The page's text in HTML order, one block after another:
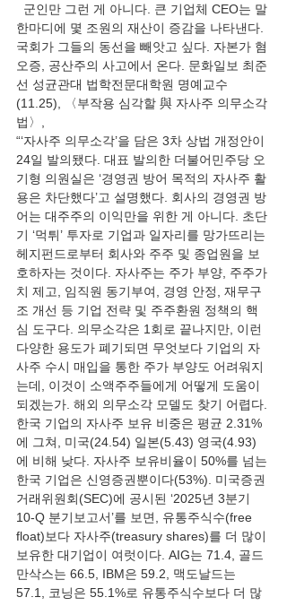
군인만 그런 게 아니다. 큰 기업체 CEO는 말
한마디에 몇 조원의 재산이 증감을 나타낸다.
국회가 그들의 동선을 빼앗고 싶다. 자본가 혐
오증, 공산주의 사고에서 온다. 문화일보 최준
선 성균관대 법학전문대학원 명예교수
(11.25), 〈부작용 심각할 與 자사주 의무소각
법〉,
“‘자사주 의무소각’을 담은 3차 상법 개정안이
24일 발의됐다. 대표 발의한 더불어민주당 오
기형 의원실은 ‘경영권 방어 목적의 자사주 활
용은 차단했다’고 설명했다. 회사의 경영권 방
어는 대주주의 이익만을 위한 게 아니다. 초단
기 ‘먹튀’ 투자로 기업과 일자리를 망가뜨리는
헤지펀드로부터 회사와 주주 및 종업원을 보
호하자는 것이다. 자사주는 주가 부양, 주주가
치 제고, 임직원 동기부여, 경영 안정, 재무구
조 개선 등 기업 전략 및 주주환원 정책의 핵
심 도구다. 의무소각은 1회로 끝나지만, 이런
다양한 용도가 폐기되면 무엇보다 기업의 자
사주 수시 매입을 통한 주가 부양도 어려워지
는데, 이것이 소액주주들에게 어떻게 도움이
되겠는가. 해외 의무소각 모델도 찾기 어렵다.
한국 기업의 자사주 보유 비중은 평균 2.31%
에 그쳐, 미국(24.54) 일본(5.43) 영국(4.93)
에 비해 낮다. 자사주 보유비율이 50%를 넘는
한국 기업은 신영증권뿐이다(53%). 미국증권
거래위원회(SEC)에 공시된 ‘2025년 3분기
10-Q 분기보고서’를 보면, 유통주식수(free
float)보다 자사주(treasury shares)를 더 많이
보유한 대기업이 여럿이다. AIG는 71.4, 골드
만삭스는 66.5, IBM은 59.2, 맥도날드는
57.1, 코닝은 55.1%로 유통주식수보다 더 많